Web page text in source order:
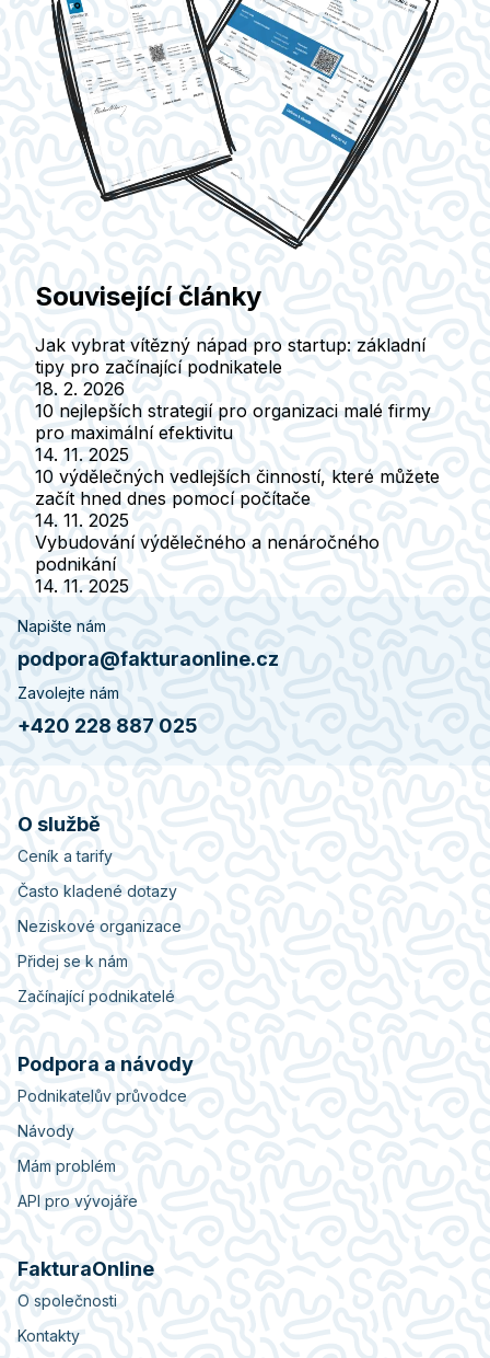
Související články
Jak vybrat vítězný nápad pro startup: základní
tipy pro začínající podnikatele
18. 2. 2026
10 nejlepších strategií pro organizaci malé firmy
pro maximální efektivitu
14. 11. 2025
10 výdělečných vedlejších činností, které můžete
začít hned dnes pomocí počítače
14. 11. 2025
Vybudování výdělečného a nenáročného
podnikání
14. 11. 2025
Napište nám
podpora@fakturaonline.cz
Zavolejte nám
+420 228 887 025
O službě
Ceník a tarify
Často kladené dotazy
Neziskové organizace
Přidej se k nám
Začínající podnikatelé
Podpora a návody
Podnikatelův průvodce
Návody
Mám problém
API pro vývojáře
FakturaOnline
O společnosti
Kontakty